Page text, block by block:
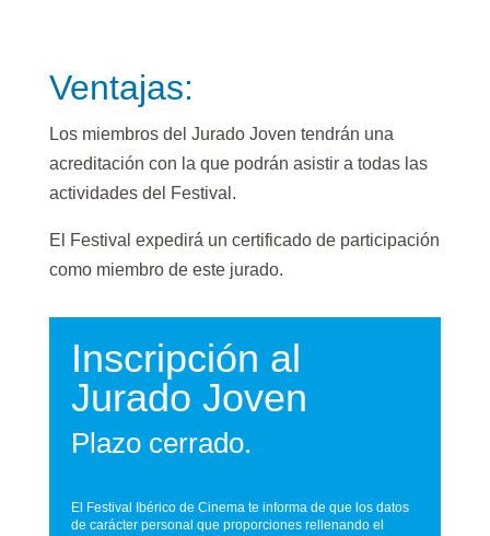
Ventajas:
Los miembros del Jurado Joven tendrán una
acreditación con la que podrán asistir a todas las
actividades del Festival.
El Festival expedirá un certificado de participación
como miembro de este jurado.
Inscripción al
Jurado Joven
Plazo cerrado.
El Festival Ibérico de Cinema te informa de que los datos
de carácter personal que proporciones rellenando el